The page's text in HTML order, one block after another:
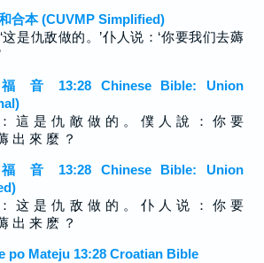
合本 (CUVMP Simplified)
这是仇敌做的。’仆人说：‘你要我们去薅
音 13:28 Chinese Bible: Union
這 是 仇 敵 做 的 。 僕 人 說 ： 你 要
出 來 麼 ？
音 13:28 Chinese Bible: Union
这 是 仇 敌 做 的 。 仆 人 说 ： 你 要
出 来 麽 ？
po Mateju 13:28 Croatian Bible